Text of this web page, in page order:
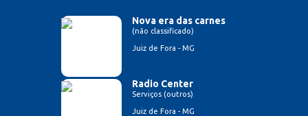
Nova era das carnes
(não classificado)
Juiz de Fora - MG
Radio Center
Serviços (outros)
Juiz de Fora - MG